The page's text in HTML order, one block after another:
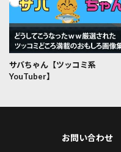
サバちゃん【ツッコミ系
YouTuber】
お問い合わせ